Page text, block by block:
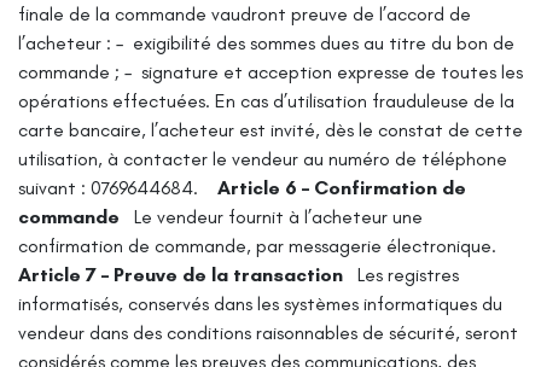
finale de la commande vaudront preuve de l’accord de
l’acheteur : – exigibilité des sommes dues au titre du bon de
commande ; – signature et acception expresse de toutes les
opérations effectuées. En cas d’utilisation frauduleuse de la
carte bancaire, l’acheteur est invité, dès le constat de cette
utilisation, à contacter le vendeur au numéro de téléphone
suivant : 0769644684.
Article 6 – Confirmation de
commande
Le vendeur fournit à l’acheteur une
confirmation de commande, par messagerie électronique.
Article 7 – Preuve de la transaction
Les registres
informatisés, conservés dans les systèmes informatiques du
vendeur dans des conditions raisonnables de sécurité, seront
considérés comme les preuves des communications, des